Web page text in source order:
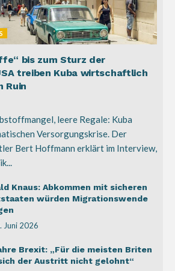
bis zum Sturz der
treiben Kuba wirtschaftlich
Ruin
leere Regale: Kuba
Versorgungskrise. Der
Bert Hoffmann erklärt im Interview,
Knaus: Abkommen mit sicheren
würden Migrationswende
Juni 2026
Brexit: „Für die meisten Briten
der Austritt nicht gelohnt“